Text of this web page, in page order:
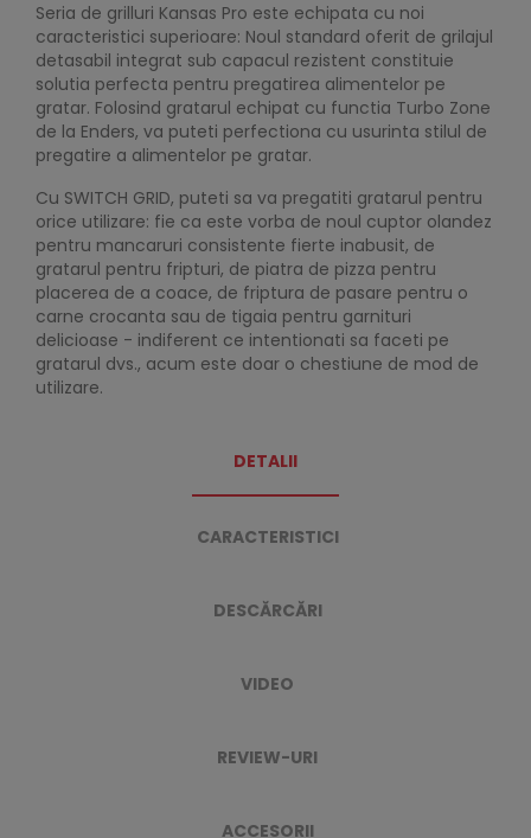
Seria de grilluri Kansas Pro este echipata cu noi
caracteristici superioare: Noul standard oferit de grilajul
detasabil integrat sub capacul rezistent constituie
solutia perfecta pentru pregatirea alimentelor pe
gratar. Folosind gratarul echipat cu functia Turbo Zone
de la Enders, va puteti perfectiona cu usurinta stilul de
pregatire a alimentelor pe gratar.
Cu SWITCH GRID, puteti sa va pregatiti gratarul pentru
orice utilizare: fie ca este vorba de noul cuptor olandez
pentru mancaruri consistente fierte inabusit, de
gratarul pentru fripturi, de piatra de pizza pentru
placerea de a coace, de friptura de pasare pentru o
carne crocanta sau de tigaia pentru garnituri
delicioase - indiferent ce intentionati sa faceti pe
gratarul dvs., acum este doar o chestiune de mod de
utilizare.
DETALII
CARACTERISTICI
DESCĂRCĂRI
VIDEO
REVIEW-URI
ACCESORII